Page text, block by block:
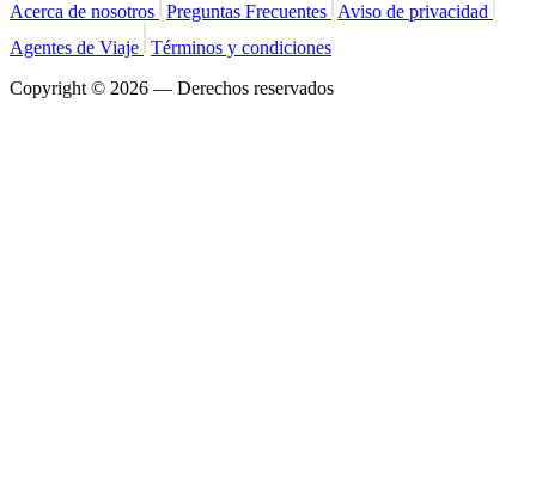
Acerca de nosotros Preguntas Frecuentes Aviso de privacidad
Agentes de Viaje Términos y condiciones
Copyright © 2026 — Derechos reservados